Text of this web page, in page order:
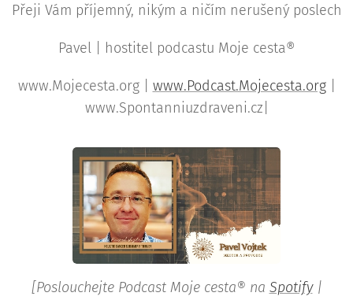
Přeji Vám příjemný, nikým a ničím nerušený poslech
Pavel | hostitel podcastu Moje cesta®
www.Mojecesta.org | www.Podcast.Mojecesta.org|
www.Spontanniuzdraveni.cz|
[Poslouchejte Podcast Moje cesta® na Spotify|